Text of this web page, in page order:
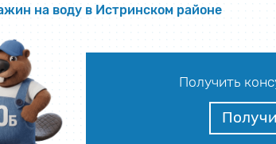
на воду в Истринском районе
Получить